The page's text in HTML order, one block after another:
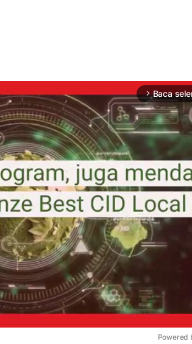
arrow_forward_ios Baca
Powered